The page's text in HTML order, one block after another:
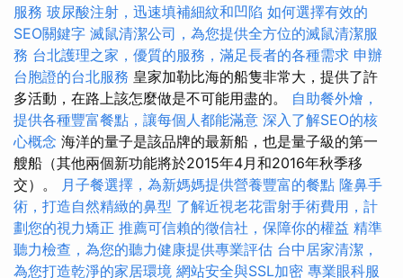
服務 玻尿酸注射，迅速填補細紋和凹陷 如何選擇有效的
SEO關鍵字 滅鼠清潔公司，為您提供全方位的滅鼠清潔服
務 台北護理之家，優質的服務，滿足長者的各種需求 申辦
台胞證的台北服務 皇家加勒比海的船隻非常大，提供了許
多活動，在路上該怎麼做是不可能用盡的。 自助餐外燴，
提供各種豐富餐點，讓每個人都能滿意 深入了解SEO的核
心概念 海洋的量子是該品牌的最新船，也是量子級的第一
艘船（其他兩個新功能將於2015年4月和2016年秋季移
交）。 月子餐選擇，為新媽媽提供營養豐富的餐點 隆鼻手
術，打造自然精緻的鼻型 了解近視老花雷射手術費用，計
劃您的視力矯正 推薦可信賴的徵信社，保障你的權益 精準
聽力檢查，為您的聽力健康提供專業評估 台中居家清潔，
為您打造乾淨的家居環境 網站安全與SSL加密 專業眼科服